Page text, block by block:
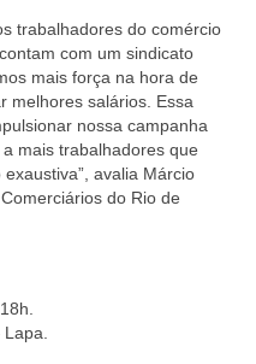
trabalhadores do comércio
com um sindicato
mais força na hora de
melhores salários. Essa
nossa campanha
mais trabalhadores que
avalia Márcio
do Rio de